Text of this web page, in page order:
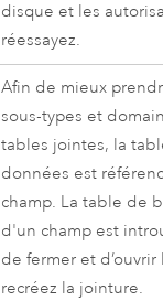
disque et les
réessayez.
Afin de mieux
sous-types et
tables jointes, la
données est
champ. La table de
d'un champ est
de fermer et d’ouvrir
recréez la jointure.